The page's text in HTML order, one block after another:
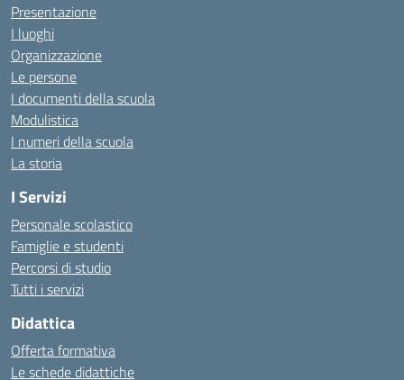
Presentazione
I luoghi
Organizzazione
Le persone
I documenti della scuola
Modulistica
I numeri della scuola
La storia
I Servizi
Personale scolastico
Famiglie e studenti
Percorsi di studio
Tutti i servizi
Didattica
Offerta formativa
Le schede didattiche